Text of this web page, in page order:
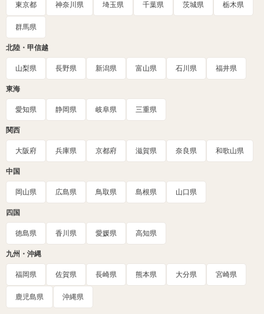
東京都 神奈川県 埼玉県 千葉県 茨城県 栃木県
群馬県
北陸・甲信越
山梨県 長野県 新潟県 富山県 石川県 福井県
東海
愛知県 静岡県 岐阜県 三重県
関西
大阪府 兵庫県 京都府 滋賀県 奈良県 和歌山県
中国
岡山県 広島県 鳥取県 島根県 山口県
四国
徳島県 香川県 愛媛県 高知県
九州・沖縄
福岡県 佐賀県 長崎県 熊本県 大分県 宮崎県
鹿児島県 沖縄県